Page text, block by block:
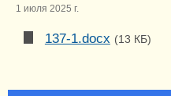
1 июля 2025 г.
137-1.docx (13 КБ)